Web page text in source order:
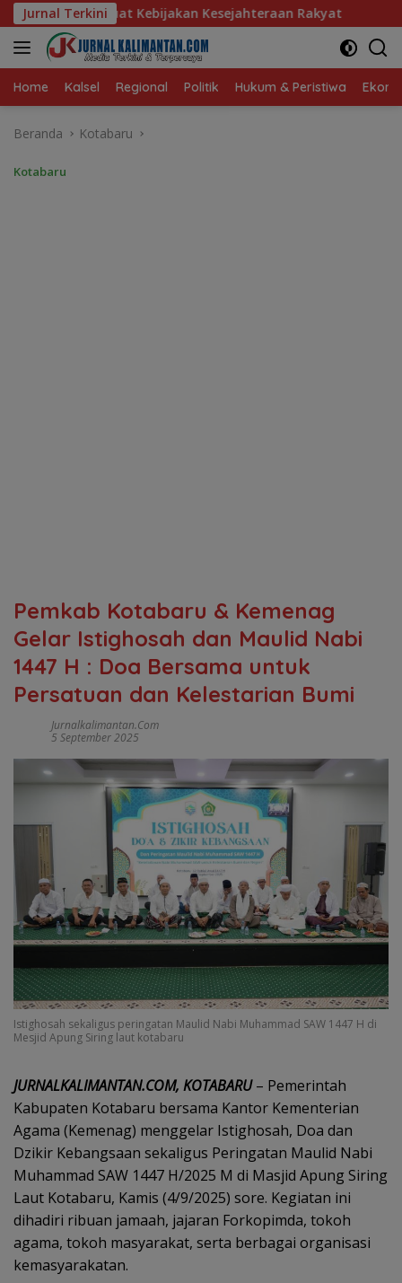
Langsung
ke
konten
Jurnal Terkini
Kesejahteraan Rakyat Baru 10 Persen,
Home Kalsel Regional Politik Hukum & Peristiwa
Beranda Kotabaru
Kotabaru
Pemkab Kotabaru & Kemenag
Gelar Istighosah dan Maulid Nabi
1447 H : Doa Bersama untuk
Persatuan dan Kelestarian Bumi
Jurnalkalimantan.com
5 September 2025
Istighosah sekaligus peringatan Maulid Nabi Muhammad SAW 1447 H di
Mesjid Apung Siring laut kotabaru
JURNALKALIMANTAN.COM, KOTABARU– Pemerintah
Kabupaten Kotabaru bersama Kantor Kementerian
Agama (Kemenag) menggelar Istighosah, Doa dan
Dzikir Kebangsaan sekaligus Peringatan Maulid Nabi
Muhammad SAW 1447 H/2025 M di Masjid Apung Siring
Laut Kotabaru, Kamis (4/9/2025) sore. Kegiatan ini
dihadiri ribuan jamaah, jajaran Forkopimda, tokoh
agama, tokoh masyarakat, serta berbagai organisasi
kemasyarakatan.